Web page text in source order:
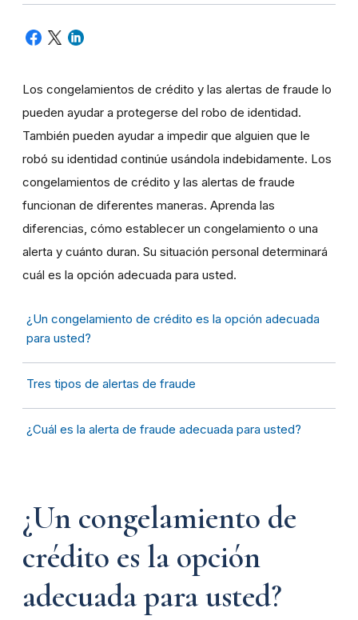
Los congelamientos de crédito y las alertas de fraude lo
pueden ayudar a protegerse del robo de identidad.
También pueden ayudar a impedir que alguien que le
robó su identidad continúe usándola indebidamente. Los
congelamientos de crédito y las alertas de fraude
funcionan de diferentes maneras. Aprenda las
diferencias, cómo establecer un congelamiento o una
alerta y cuánto duran. Su situación personal determinará
cuál es la opción adecuada para usted.
¿Un congelamiento de crédito es la opción adecuada
para usted?
Tres tipos de alertas de fraude
¿Cuál es la alerta de fraude adecuada para usted?
¿Un congelamiento de
crédito es la opción
adecuada para usted?